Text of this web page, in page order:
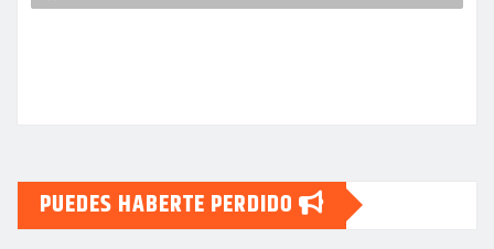
PUEDES HABERTE PERDIDO